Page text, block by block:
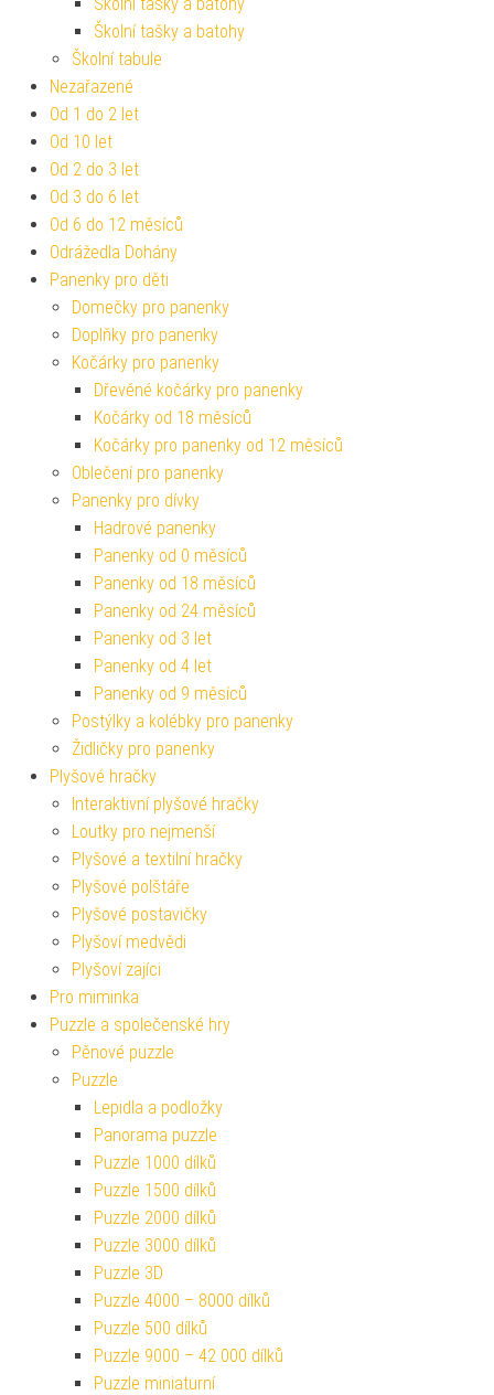
Školní tašky a batohy
Školní tabule
Nezařazené
Od 1 do 2 let
Od 10 let
Od 2 do 3 let
Od 3 do 6 let
Od 6 do 12 měsíců
Odrážedla Dohány
Panenky pro děti
Domečky pro panenky
Doplňky pro panenky
Kočárky pro panenky
Dřevěné kočárky pro panenky
Kočárky od 18 měsíců
Kočárky pro panenky od 12 měsíců
Oblečení pro panenky
Panenky pro dívky
Hadrové panenky
Panenky od 0 měsíců
Panenky od 18 měsíců
Panenky od 24 měsíců
Panenky od 3 let
Panenky od 4 let
Panenky od 9 měsíců
Postýlky a kolébky pro panenky
Židličky pro panenky
Plyšové hračky
Interaktivní plyšové hračky
Loutky pro nejmenší
Plyšové a textilní hračky
Plyšové polštáře
Plyšové postavičky
Plyšoví medvědi
Plyšoví zajíci
Pro miminka
Puzzle a společenské hry
Pěnové puzzle
Puzzle
Lepidla a podložky
Panorama puzzle
Puzzle 1000 dílků
Puzzle 1500 dílků
Puzzle 2000 dílků
Puzzle 3000 dílků
Puzzle 3D
Puzzle 4000 – 8000 dílků
Puzzle 500 dílků
Puzzle 9000 – 42 000 dílků
Puzzle miniaturní